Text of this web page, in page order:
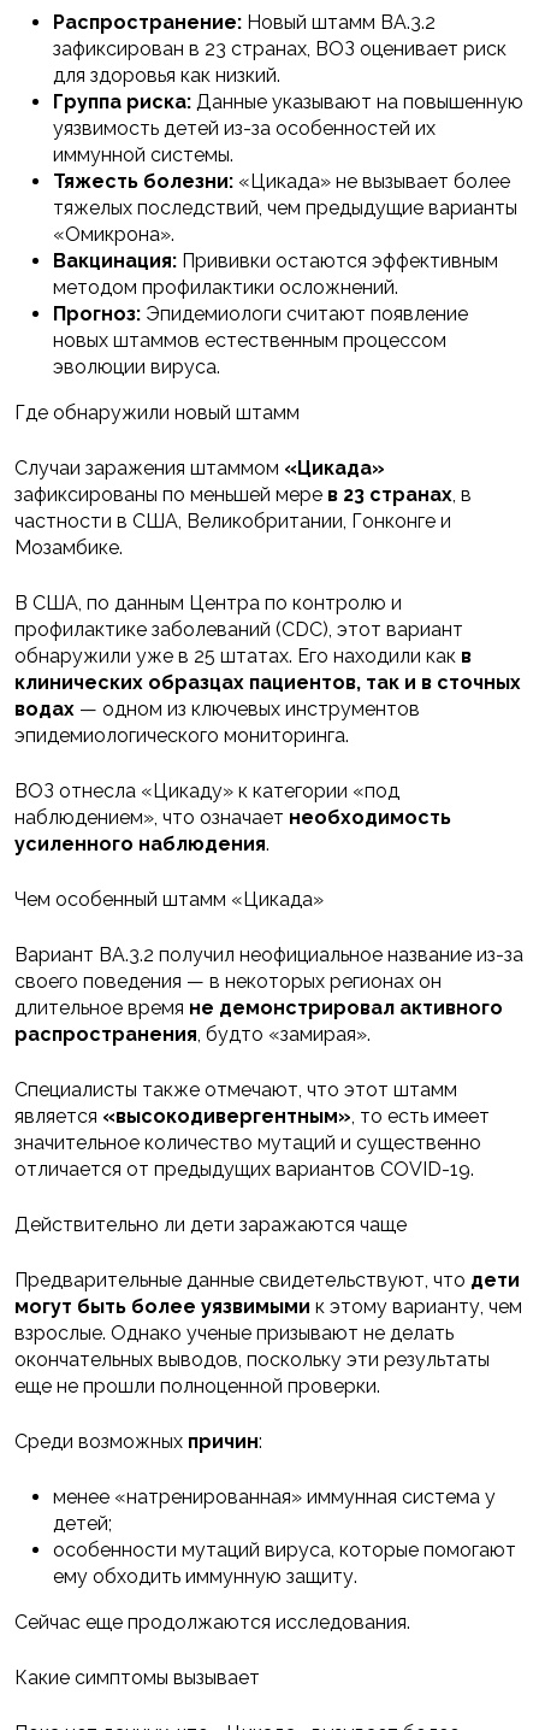
Распространение: Новый штамм BA.3.2
зафиксирован в 23 странах, ВОЗ оценивает риск
для здоровья как низкий.
Группа риска: Данные указывают на повышенную
уязвимость детей из-за особенностей их
иммунной системы.
Тяжесть болезни: «Цикада» не вызывает более
тяжелых последствий, чем предыдущие варианты
«Омикрона».
Вакцинация: Прививки остаются эффективным
методом профилактики осложнений.
Прогноз: Эпидемиологи считают появление
новых штаммов естественным процессом
эволюции вируса.
Где обнаружили новый штамм
Случаи заражения штаммом «Цикада»
зафиксированы по меньшей мере в 23 странах, в
частности в США, Великобритании, Гонконге и
Мозамбике.
В США, по данным Центра по контролю и
профилактике заболеваний (CDC), этот вариант
обнаружили уже в 25 штатах. Его находили как в
клинических образцах пациентов, так и в сточных
водах — одном из ключевых инструментов
эпидемиологического мониторинга.
ВОЗ отнесла «Цикаду» к категории «под
наблюдением», что означает необходимость
усиленного наблюдения.
Чем особенный штамм «Цикада»
Вариант BA.3.2 получил неофициальное название из-за
своего поведения — в некоторых регионах он
длительное время не демонстрировал активного
распространения, будто «замирая».
Специалисты также отмечают, что этот штамм
является «высокодивергентным», то есть имеет
значительное количество мутаций и существенно
отличается от предыдущих вариантов COVID-19.
Действительно ли дети заражаются чаще
Предварительные данные свидетельствуют, что дети
могут быть более уязвимыми к этому варианту, чем
взрослые. Однако ученые призывают не делать
окончательных выводов, поскольку эти результаты
еще не прошли полноценной проверки.
Среди возможных причин:
менее «натренированная» иммунная система у
детей;
особенности мутаций вируса, которые помогают
ему обходить иммунную защиту.
Сейчас еще продолжаются исследования.
Какие симптомы вызывает